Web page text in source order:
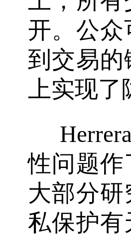
开。公
到交易
上实现
性问题
大部分
私保护